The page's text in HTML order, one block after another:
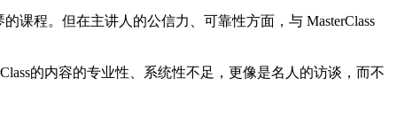
课程。但在主讲人的公信力、可靠性方面，与 MasterClass
的内容的专业性、系统性不足，更像是名人的访谈，而不